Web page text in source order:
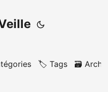
🏷️ Tags 🗃️